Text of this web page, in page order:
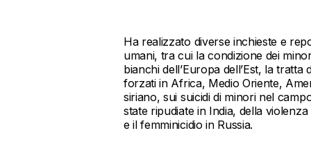
Ha realizzato diverse inchieste e
umani, tra cui la condizione dei
bianchi dell’Europa dell’Est, la
forzati in Africa, Medio Oriente,
siriano, sui suicidi di minori nel
state ripudiate in India, della
e il femminicidio in Russia.